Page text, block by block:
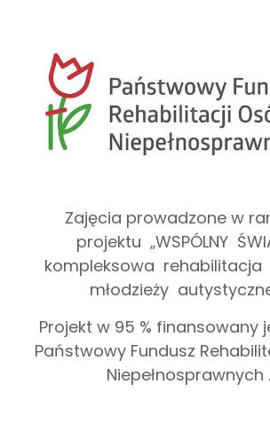
Zajęcia prowadzone w
projektu „WSPÓLNY
kompleksowa
młodzieży
Projekt w 95 % finansowany
Państwowy Fundusz
Niepełnosprawnych .